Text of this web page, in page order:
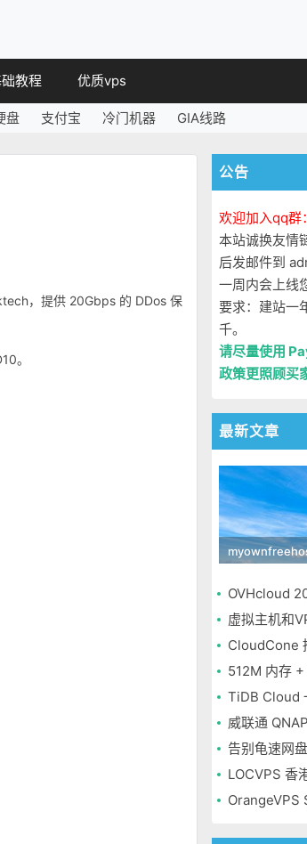
教程 优质vps
盘 支付宝 冷门机器 GIA线路
，提供 20Gbps 的 DDos 保
。
公告
欢迎加入qq群：
本站诚换友情
后发邮件到
一周内会上线
要求：建站一
千。
请尽量使用
政策更照顾买
最新文章
OVHcloud
虚拟主机和
CloudCone
512M 内存 +
TiDB Cloud
威联通 QNAP 送
告别龟速网盘
LOCVPS 香港VPS
OrangeVPS